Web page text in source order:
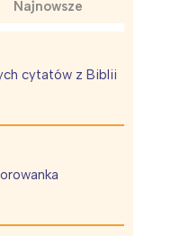
Najnowsze
cytatów z Biblii